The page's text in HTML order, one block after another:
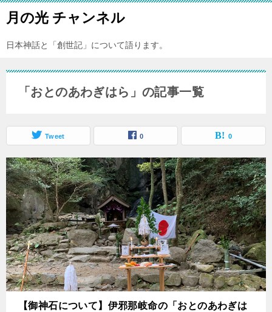
月の光 チャンネル
日本神話と「創世記」について語ります。
「おとのあわぎはら」の記事一覧
Tweet 0 0
【御神石について】伊邪那岐命の「おとのあわぎは